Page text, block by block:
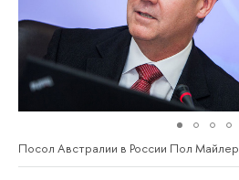
Посол Австралии в России Пол Майлер